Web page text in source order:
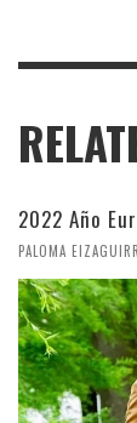
2022 Año
PALOMA